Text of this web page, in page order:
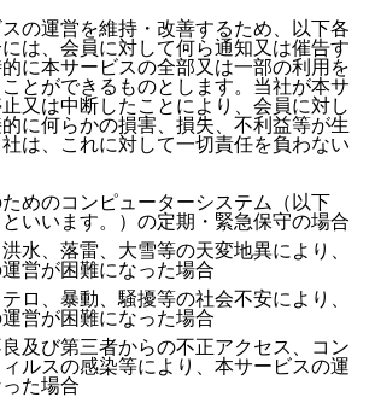
の運営を維持・改善するため、以下各
は、会員に対して何ら通知又は催告す
に本サービスの全部又は一部の利用を
とができるものとします。当社が本サ
又は中断したことにより、会員に対し
に何らかの損害、損失、不利益等が生
は、これに対して一切責任を負わない
めのコンピューターシステム（以下
といいます。）の定期・緊急保守の場合
水、落雷、大雪等の天変地異により、
営が困難になった場合
ロ、暴動、騒擾等の社会不安により、
営が困難になった場合
及び第三者からの不正アクセス、コン
ルスの感染等により、本サービスの運
た場合